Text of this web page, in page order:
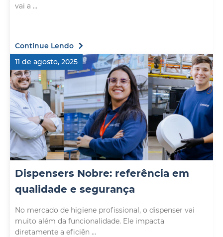
vai a ...
Continue Lendo
11 de agosto, 2025
Dispensers Nobre: referência em
qualidade e segurança
No mercado de higiene profissional, o dispenser vai
muito além da funcionalidade. Ele impacta
diretamente a eficiên ...